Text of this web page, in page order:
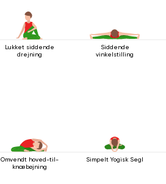
Lukket siddende
drejning
Siddende
vinkelstilling
Omvendt hoved-til-
knæbøjning
Simpelt Yogisk Segl